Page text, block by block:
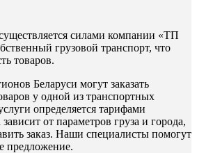
силами компании «ТП
грузовой транспорт, что
товаров.
Беларуси могут заказать
у одной из транспортных
определяется тарифами
от параметров груза и города,
заказ. Наши специалисты помогут
предложение.